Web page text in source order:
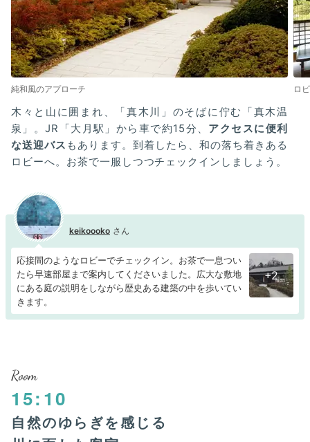
純和風のアプローチ ロ
木々と山に囲まれ、「真木川」のそばに佇む「真木温
泉」。JR「大月駅」から車で約15分、 アクセスに便利
な送迎バス もあります。到着したら、和の落ち着きある
ロビーへ。お茶で一服しつつチェックインしましょう。
keikoooko
応接間のようなロビーでチェックイン。お茶で一息つい
たら早速部屋まで案内してくださいました。広大な敷地
にある庭の説明をしながら歴史ある建築の中を歩いてい
きます。
+2
Room
15:10
自然のゆらぎを感じる